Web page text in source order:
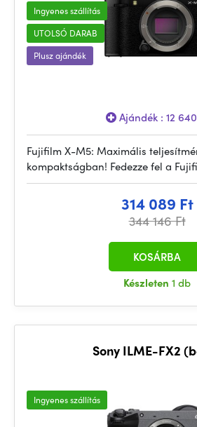
Ingyenes szállítás
UTOLSÓ DARAB
Plusz ajándék
Ajándék : 12
Fujifilm X-M5: Maximális
kompaktságban! Fedezze fel a
314 089 Ft
344 146 Ft
Készleten 1 db
KOSÁRBA
Sony ILME-FX2
Ingyenes szállítás